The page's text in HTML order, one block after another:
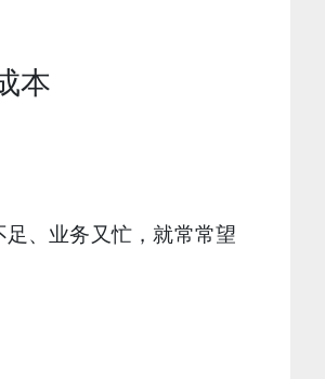
本
、业务又忙，就常常望